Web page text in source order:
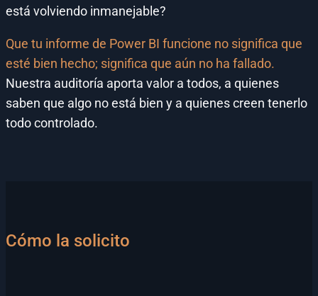
está volviendo inmanejable?
Que tu informe de Power BI funcione no significa que
esté bien hecho; significa que aún no ha fallado.
Nuestra auditoría aporta valor a todos, a quienes
saben que algo no está bien y a quienes creen tenerlo
todo controlado.
Cómo la solicito